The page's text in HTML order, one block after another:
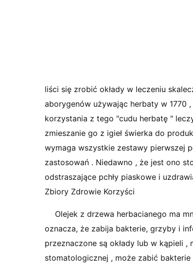
liści się zrobić okłady w leczeniu
aborygenów używając herbaty w 1770
korzystania z tego "cudu herbatę "
zmieszanie go z igieł świerka do
wymaga wszystkie zestawy pierwszej
zastosowań . Niedawno , że jest ono
odstraszające pchły piaskowe i
Zbiory Zdrowie Korzyści
Olejek z drzewa herbacianego ma
oznacza, że ​​zabija bakterie, grzyby i
przeznaczone są okłady lub w kąpieli
stomatologicznej , może zabić